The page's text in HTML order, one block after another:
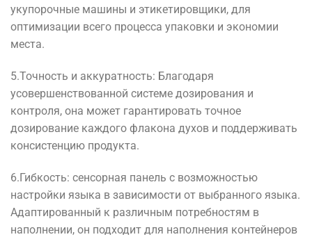
укупорочные машины и этикетировщики, для
оптимизации всего процесса упаковки и экономии
места.
5.Точность и аккуратность: Благодаря
усовершенствованной системе дозирования и
контроля, она может гарантировать точное
дозирование каждого флакона духов и поддерживать
консистенцию продукта.
6.Гибкость: сенсорная панель с возможностью
настройки языка в зависимости от выбранного языка.
Адаптированный к различным потребностям в
наполнении, он подходит для наполнения контейнеров